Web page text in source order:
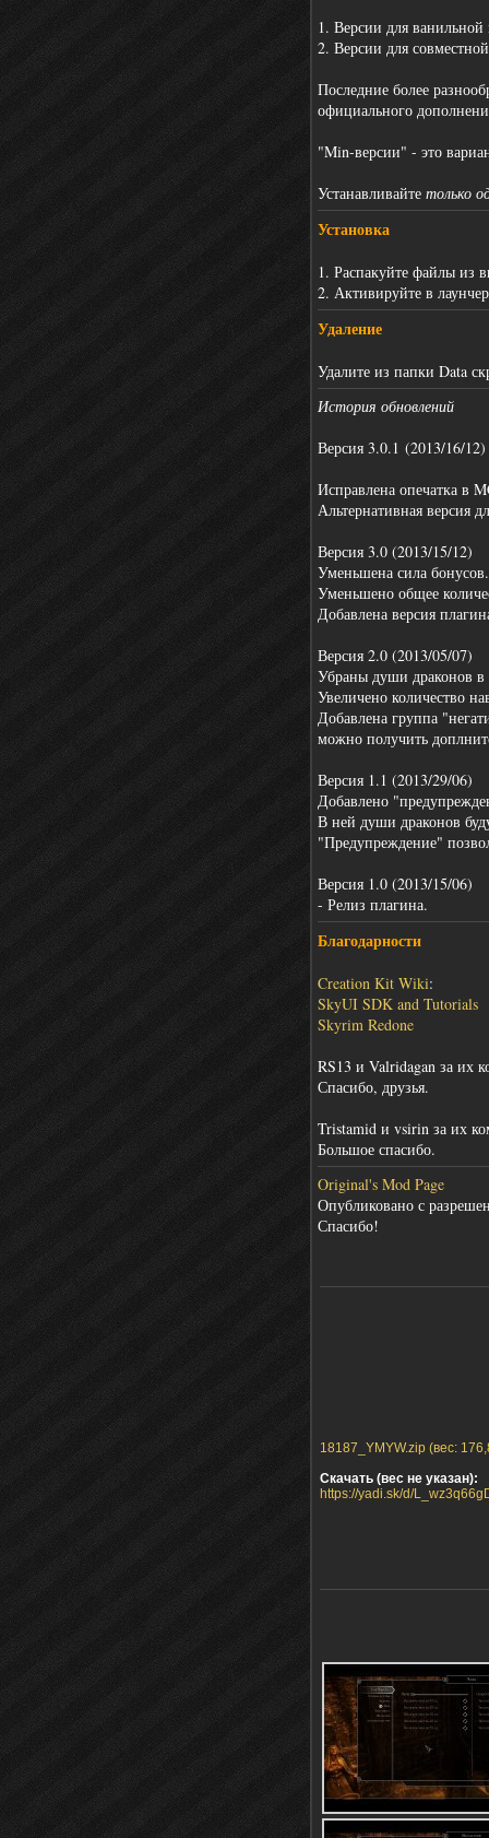
1. Версии для
2. Версии для
Последние более
официального
"Min-версии" - это
Устанавливайте только
Установка
1. Распакуйте файлы из
2. Активируйте в
Удаление
Удалите из папки Data
История обновлений
Версия 3.0.1 (2013/16/12)
Исправлена опечатка в
Альтернативная версия
Версия 3.0 (2013/15/12)
Уменьшена сила
Уменьшено общее
Добавлена версия
Версия 2.0 (2013/05/07)
Убраны души драконов в
Увеличено количество
Добавлена группа
можно получить
Версия 1.1 (2013/29/06)
Добавлено
В ней души драконов
"Предупреждение"
Версия 1.0 (2013/15/06)
- Релиз плагина.
Благодарности
Creation Kit Wiki:
SkyUI SDK and Tutorials
Skyrim Redone
RS13 и Valridagan за их
Спасибо, друзья.
Tristamid и vsirin за их
Большое спасибо.
Original's Mod Page
Опубликовано с
Спасибо!
18187_YMYW.zip (вес:
Скачать (вес не указан):
https://yadi.sk/d/